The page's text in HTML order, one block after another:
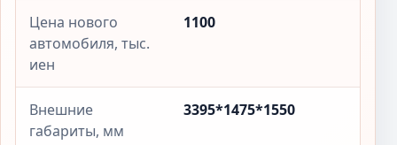
Цена нового
автомобиля, тыс.
иен
1100
Внешние
габариты, мм
3395*1475*1550